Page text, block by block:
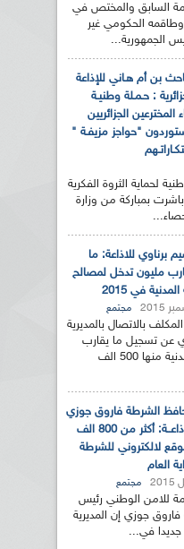
السابق والمختص في
وطاقمه الحكومي غير
الجمهورية...
بن أم هـاني للإذاعة
: حـمـلة وطنيـة
المخترعين الجزائريين
"حواجز مزيفـة "
لحماية الثروة الفكرية
بمباركة من وزارة
برناوي للاذاعة: ما
مليون تدخل لمصالح
في 2015
مجتمع
بالاتصال بالمديرية
عن تسجيل ما يقارب
المليون تدخل لمصالح الحماية المدنية منها 500 الف
الشرطة فاروق جوزي
للاذاعــة: أكثر من 800 الف
لالكتروني للشرطة
العام
مجتمع
للامن الوطني رئيس
جوزي إن المديرية
جديدا في...